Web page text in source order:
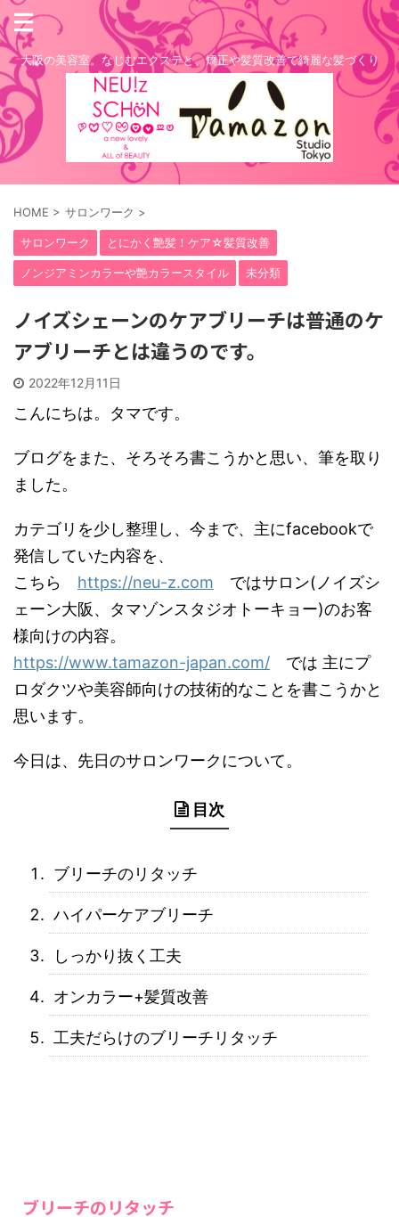
大阪の美容室。なじむエクステと、矯正や髪質改善で綺麗な髪づくり
HOME > サロンワーク >
サロンワーク とにかく艶髪！ケア☆髪質改善
ノンジアミンカラーや艶カラースタイル 未分類
ノイズシェーンのケアブリーチは普通のケ
アブリーチとは違うのです。
2022年12月11日
こんにちは。タマです。
ブログをまた、そろそろ書こうかと思い、筆を取り
ました。
カテゴリを少し整理し、今まで、主にfacebookで
発信していた内容を、
こちら https://neu-z.com ではサロン(ノイズシ
ェーン大阪、タマゾンスタジオトーキョー)のお客
様向けの内容。
https://www.tamazon-japan.com/ では 主にプ
ロダクツや美容師向けの技術的なことを書こうかと
思います。
今日は、先日のサロンワークについて。
目次
ブリーチのリタッチ
ハイパーケアブリーチ
しっかり抜く工夫
オンカラー+髪質改善
工夫だらけのブリーチリタッチ
ブリーチのリタッチ